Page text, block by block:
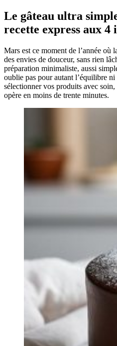
Le gâteau ultra
recette express aux 4
Mars est ce moment de l’année où
des envies de douceur, sans rien
préparation minimaliste, aussi
oublie pas pour autant l’équilibre
sélectionner vos produits avec
opère en moins de trente minutes.